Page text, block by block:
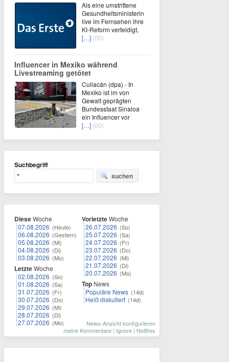
Als eine umstrittene
Gesundheitsministerin
live im Fernsehen ihre
KI-Reform verteidigt,
[…] (00)
Influencer in Mexiko während
Livestreaming getötet
Culiacán (dpa) - In
Mexiko ist im von
Gewalt geprägten
Bundesstaat Sinaloa
ein Influencer vor
[…] (00)
Suchbegriff
suchen
DieseWoche
07.08.2026 (Heute)
06.08.2026 (Gestern)
05.08.2026 (Mi)
04.08.2026 (Di)
03.08.2026 (Mo)
LetzteWoche
02.08.2026 (So)
01.08.2026 (Sa)
31.07.2026 (Fr)
30.07.2026 (Do)
29.07.2026 (Mi)
28.07.2026 (Di)
27.07.2026 (Mo)
VorletzteWoche
26.07.2026 (So)
25.07.2026 (Sa)
24.07.2026 (Fr)
23.07.2026 (Do)
22.07.2026 (Mi)
21.07.2026 (Di)
20.07.2026 (Mo)
Top News
Populäre News (14d)
Heiß diskutiert (14d)
News-Ansicht konfigurieren
meine Kommentare | Ignore | Notifies